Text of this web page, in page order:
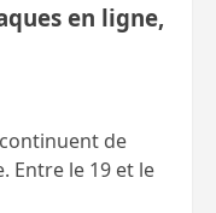
en ligne,
de
Entre le 19 et le